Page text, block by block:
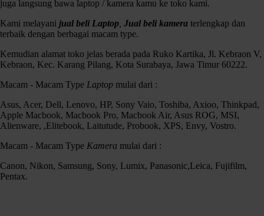
juga langsung bawa laptop / kamera kamu ke toko kami.
Kami melayani jual beli Laptop, Jual beli kamera terlengkap dan
terbaik dengan berbagai macam type.
Kemudian alamat toko jelas berada pada Ruko Kartika, Jl. Kebraon V,
Kebraon, Kec. Karang Pilang, Kota Surabaya, Jawa Timur 60222.
Macam - Macam Type Laptop mulai dari :
Asus, Acer, Dell, Lenovo, HP, Sony Vaio, Toshiba, Axioo, Thinkpad,
Apple Macbook, Macbook Pro, Macbook Air, Asus ROG, MSI,
Alienware, ,Elitebook, Laitutude, Probook, XPS, Envy, Vostro.
Macam - Macam Type Kamera mulai dari :
Canon, Nikon, Samsung, Sony, Lumix, Panasonic,Leica, Fujifilm,
Pentax.